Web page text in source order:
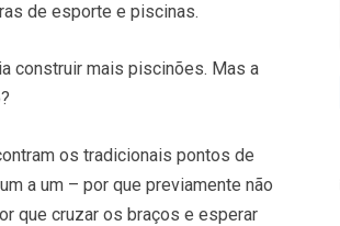
de esporte e piscinas.
construir mais piscinões. Mas a
os tradicionais pontos de
a um – por que previamente não
que cruzar os braços e esperar